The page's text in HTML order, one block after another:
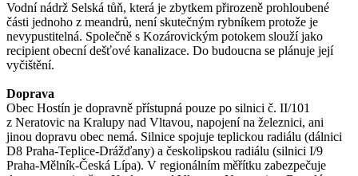
Vodní nádrž Selská tůň, která je zbytkem přirozeně prohloubené
části jednoho z meandrů, není skutečným rybníkem protože je
nevypustitelná. Společně s Kozárovickým potokem slouží jako
recipient obecní dešťové kanalizace. Do budoucna se plánuje její
vyčištění.
Doprava
Obec Hostín je dopravně přístupná pouze po silnici č. II/101
z Neratovic na Kralupy nad Vltavou, napojení na železnici, ani
jinou dopravu obec nemá. Silnice spojuje teplickou radiálu (dálnici
D8 Praha-Teplice-Drážďany) a českolipskou radiálu (silnici I/9
Praha-Mělník-Česká Lípa). V regionálním měřítku zabezpečuje